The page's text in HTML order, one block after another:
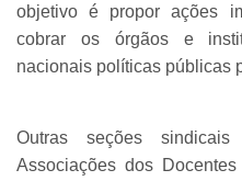
objetivo é propor ações
cobrar os órgãos e
nacionais políticas públicas
Outras seções
Associações dos